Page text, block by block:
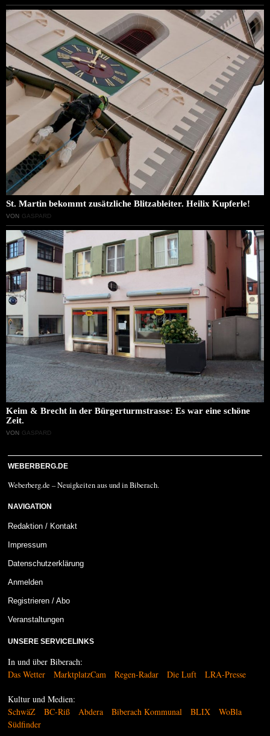
St. Martin bekommt zusätzliche Blitzableiter. Heilix Kupferle!
VON GASPARD
Keim & Brecht in der Bürgerturmstrasse: Es war eine schöne
Zeit.
VON GASPARD
WEBERBERG.DE
Weberberg.de – Neuigkeiten aus und in Biberach.
NAVIGATION
Redaktion / Kontakt
Impressum
Datenschutzerklärung
Anmelden
Registrieren / Abo
Veranstaltungen
UNSERE SERVICELINKS
In und über Biberach:
Das Wetter
MarktplatzCam Regen-Radar Die Luft LRA-Presse
Kultur und Medien:
SchwäZ
BC-Riß Abdera Biberach Kommunal BLIX
WoBla
Südfinder